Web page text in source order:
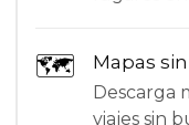
🗺 Mapas
Descarga
viajes sin